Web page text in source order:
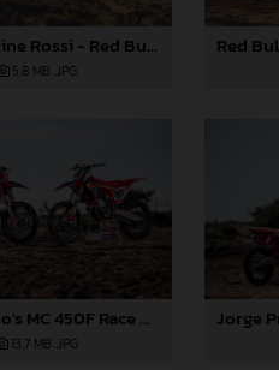
Marc-Antoine Rossi - Red Bull GASGAS Factory Racing 2024
5,8 MB .JPG
Jorge Prado's MC 450F Race Bike (left) and MC 450F Prado Edition (right)
13,7 MB .JPG